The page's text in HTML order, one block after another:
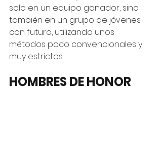
solo en un equipo ganador, sino
también en un grupo de jóvenes
con futuro, utilizando unos
métodos poco convencionales y
muy estrictos.
HOMBRES DE HONOR